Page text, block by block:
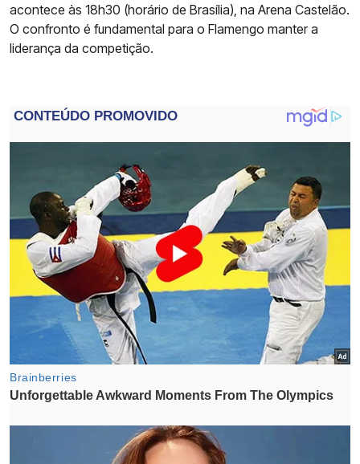
acontece às 18h30 (horário de Brasília), na Arena Castelão.
O confronto é fundamental para o Flamengo manter a
liderança da competição.